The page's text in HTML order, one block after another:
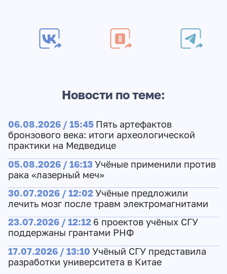
Новости по теме:
06.08.2026 / 15:45 Пять артефактов
бронзового века: итоги археологической
практики на Медведице
05.08.2026 / 16:13Учёные применили против
рака «лазерный меч»
30.07.2026 / 12:02Учёные предложили
лечить мозг после травм электромагнитами
23.07.2026 / 12:12 6 проектов учёных СГУ
поддержаны грантами РНФ
17.07.2026 / 13:10 Учёный СГУ представила
разработки университета в Китае